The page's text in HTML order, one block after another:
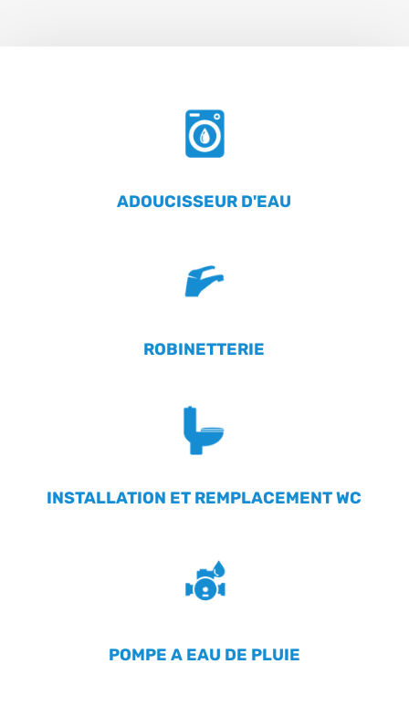
ADOUCISSEUR D'EAU
ROBINETTERIE
INSTALLATION ET REMPLACEMENT WC
POMPE A EAU DE PLUIE